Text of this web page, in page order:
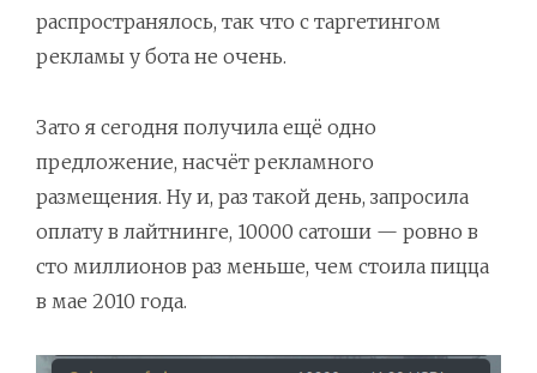
распространялось, так что с таргетингом
рекламы у бота не очень.
Зато я сегодня получила ещё одно
предложение, насчёт рекламного
размещения. Ну и, раз такой день, запросила
оплату в лайтнинге, 10000 сатоши — ровно в
сто миллионов раз меньше, чем стоила пицца
в мае 2010 года.